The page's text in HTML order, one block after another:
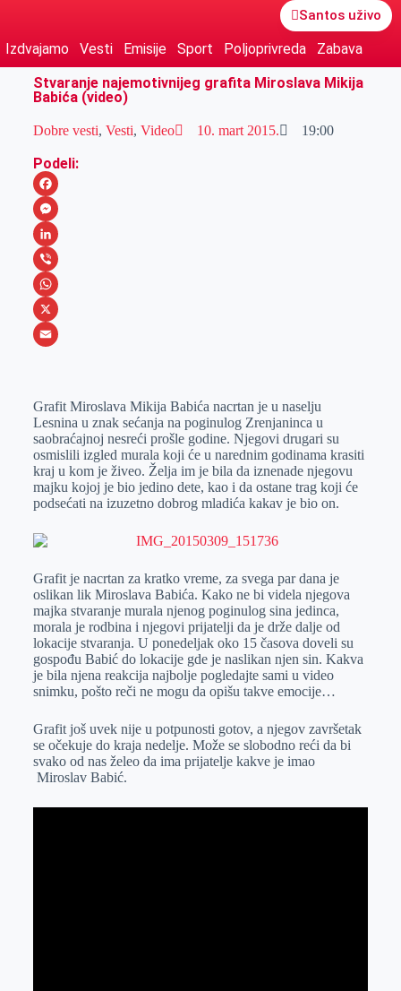
Santos uživo
Izdvajamo Vesti Emisije Sport Poljoprivreda
Zabava
Stvaranje najemotivnijeg grafita Miroslava Mikija
Babića (video)
Dobre vesti, Vesti, Video 10. mart 2015. 19:00
Podeli:
F
a
c
e
b
o
M
e
s
s
e
e
r
L
i
n
k
I
n
V
i
b
W
h
s
A
p
p
X
a
i
l
Grafit Miroslava Mikija Babića nacrtan je u naselju
Lesnina u znak sećanja na poginulog Zrenjaninca u
saobraćajnoj nesreći prošle godine. Njegovi drugari su
osmislili izgled murala koji će u narednim godinama krasiti
kraj u kom je živeo. Želja im je bila da iznenade njegovu
majku kojoj je bio jedino dete, kao i da ostane trag koji će
podsećati na izuzetno dobrog mladića kakav je bio on.
Grafit je nacrtan za kratko vreme, za svega par dana je
oslikan lik Miroslava Babića. Kako ne bi videla njegova
majka stvaranje murala njenog poginulog sina jedinca,
morala je rodbina i njegovi prijatelji da je drže dalje od
lokacije stvaranja. U ponedeljak oko 15 časova doveli su
gospođu Babić do lokacije gde je naslikan njen sin. Kakva
je bila njena reakcija najbolje pogledajte sami u video
snimku, pošto reči ne mogu da opišu takve emocije…
Grafit još uvek nije u potpunosti gotov, a njegov završetak
se očekuje do kraja nedelje. Može se slobodno reći da bi
svako od nas želeo da ima prijatelje kakve je imao
Miroslav Babić.